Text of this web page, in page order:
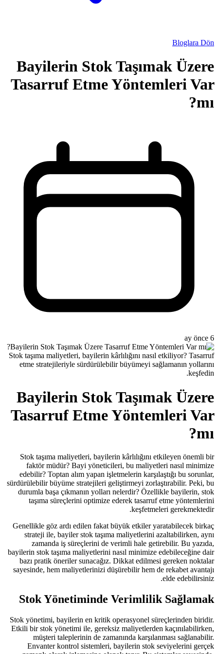
Bayilerin Stok
Tasarruf Etme
Stok taşıma maliyetleri, bayilerin
etme stratejileriyle sürdürülebilir
Bayilerin Stok
Tasarruf Etme
Stok taşıma maliyetleri, bayilerin
faktör müdür? Bayi
edebilir? Toptan alım yapan
sürdürülebilir büyüme stratejileri
durumla başa çıkmanın yolları
taşıma süreçlerini optimize
Genellikle göz ardı edilen fakat
strateji ile, bayiler stok taşıma
zamanda iş süreçlerini de
bayilerin stok taşıma maliyetlerini
bazı pratik öneriler sunacağız.
sayesinde, hem maliyetlerinizi
Stok Yönetiminde
Stok yönetimi, bayilerin en kritik
Etkili bir stok yönetimi ile, gereksiz
müşteri taleplerinin de
Envanter kontrol sistemleri,